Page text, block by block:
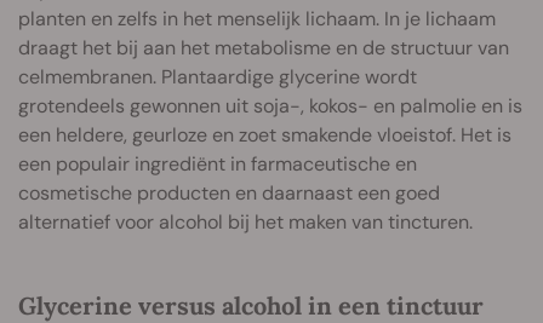
planten en zelfs in het menselijk lichaam. In je lichaam
draagt het bij aan het metabolisme en de structuur van
celmembranen. Plantaardige glycerine wordt
grotendeels gewonnen uit soja-, kokos- en palmolie en is
een heldere, geurloze en zoet smakende vloeistof. Het is
een populair ingrediënt in farmaceutische en
cosmetische producten en daarnaast een goed
alternatief voor alcohol bij het maken van tincturen.
Glycerine versus alcohol in een tinctuur